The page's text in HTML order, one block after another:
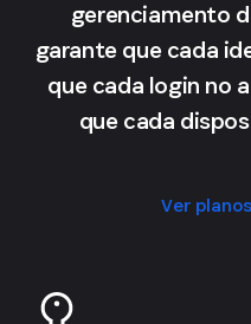
gerenciamento
garante que cada
que cada login no
que cada
Ver